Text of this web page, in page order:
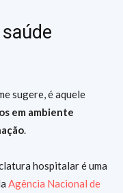
sugere, é aquele
em ambiente
hospitalar é uma
Agência Nacional de